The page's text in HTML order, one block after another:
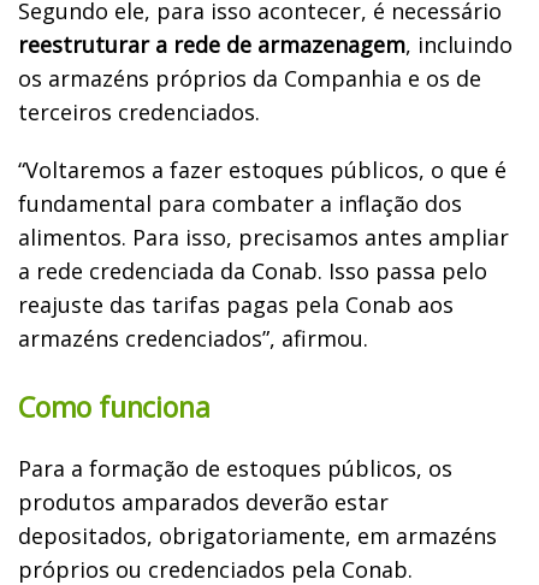
Segundo ele, para isso acontecer, é necessário
reestruturar a rede de armazenagem, incluindo
os armazéns próprios da Companhia e os de
terceiros credenciados.
“Voltaremos a fazer estoques públicos, o que é
fundamental para combater a inflação dos
alimentos. Para isso, precisamos antes ampliar
a rede credenciada da Conab. Isso passa pelo
reajuste das tarifas pagas pela Conab aos
armazéns credenciados”, afirmou.
Como funciona
Para a formação de estoques públicos, os
produtos amparados deverão estar
depositados, obrigatoriamente, em armazéns
próprios ou credenciados pela Conab.